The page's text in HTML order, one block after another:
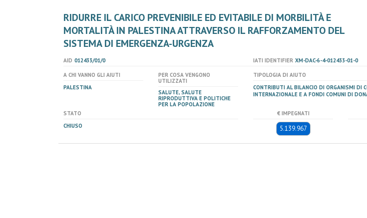
RIDURRE IL CARICO PREVENIBILE ED EVITABILE DI MORBILITÀ E
MORTALITÀ IN PALESTINA ATTRAVERSO IL RAFFORZAMENTO DEL
SISTEMA DI EMERGENZA-URGENZA
AID 012433/01/0 IATI IDENTIFIER XM-DAC-6-4-012433-01-0
A CHI VANNO GLI AIUTI
PALESTINA
PER COSA VENGONO
UTILIZZATI
SALUTE, SALUTE
RIPRODUTTIVA E POLITICHE
PER LA POPOLAZIONE
TIPOLOGIA DI AIUTO
CONTRIBUTI AL BILANCIO DI ORGANISMI DI
INTERNAZIONALE E A FONDI COMUNI DI
STATO
CHIUSO
€ IMPEGNATI
5.139.967